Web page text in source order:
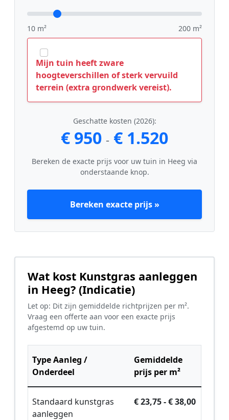
10 m² 200 m²
Mijn tuin heeft zware
hoogteverschillen of sterk vervuild
terrein (extra grondwerk vereist).
Geschatte kosten (2026):
€ 950 - € 1.520
Bereken de exacte prijs voor uw tuin in Heeg via
onderstaande knop.
Bereken exacte prijs »
Wat kost Kunstgras aanleggen
in Heeg? (Indicatie)
Let op: Dit zijn gemiddelde richtprijzen per m².
Vraag een offerte aan voor een exacte prijs
afgestemd op uw tuin.
Type Aanleg /
Onderdeel
Gemiddelde
prijs per m²
Standaard kunstgras
aanleggen
€ 23,75 - € 38,00